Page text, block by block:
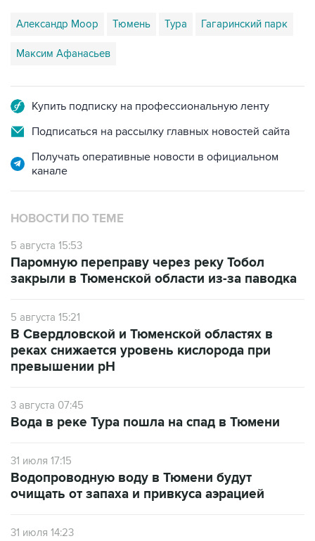
Александр Моор Тюмень Тура Гагаринский парк
Максим Афанасьев
Купить подписку на профессиональную ленту
Подписаться на рассылку главных новостей сайта
Получать оперативные новости в официальном
канале
НОВОСТИ ПО ТЕМЕ
5 августа 15:53
Паромную переправу через реку Тобол
закрыли в Тюменской области из-за паводка
5 августа 15:21
В Свердловской и Тюменской областях в
реках снижается уровень кислорода при
превышении рН
3 августа 07:45
Вода в реке Тура пошла на спад в Тюмени
31 июля 17:15
Водопроводную воду в Тюмени будут
очищать от запаха и привкуса аэрацией
31 июля 14:23